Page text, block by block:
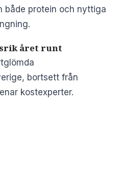
både protein och nyttiga
året runt
bortsett från
kostexperter.